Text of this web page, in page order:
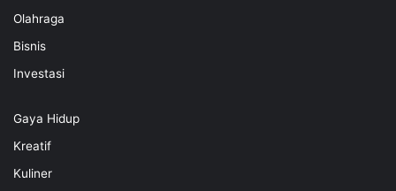
Olahraga
Bisnis
Investasi
Gaya Hidup
Kreatif
Kuliner